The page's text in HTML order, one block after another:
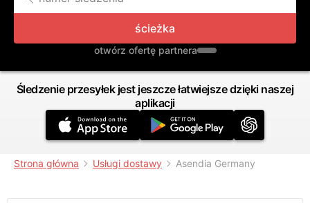
ścieżka
otwórz ofertę partnera
Śledzenie przesyłek jest jeszcze łatwiejsze dzięki naszej
aplikacji
Strona główna Usługi dostawy Asendia Germany